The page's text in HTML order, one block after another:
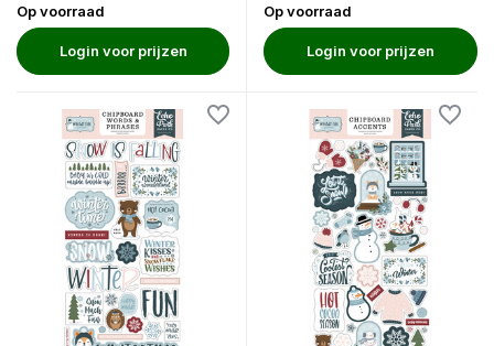
Op voorraad
Login voor prijzen
Op voorraad
Login voor prijzen